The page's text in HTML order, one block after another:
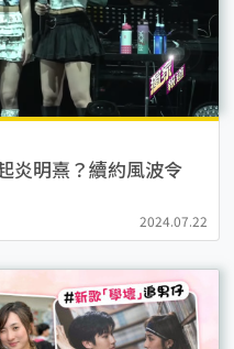
炎明熹？續約風波令
2024.07.22